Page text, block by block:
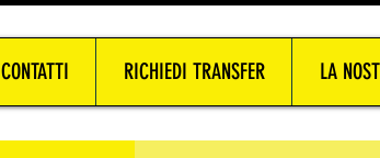
CONTATTI RICHIEDI TRANSFER LA